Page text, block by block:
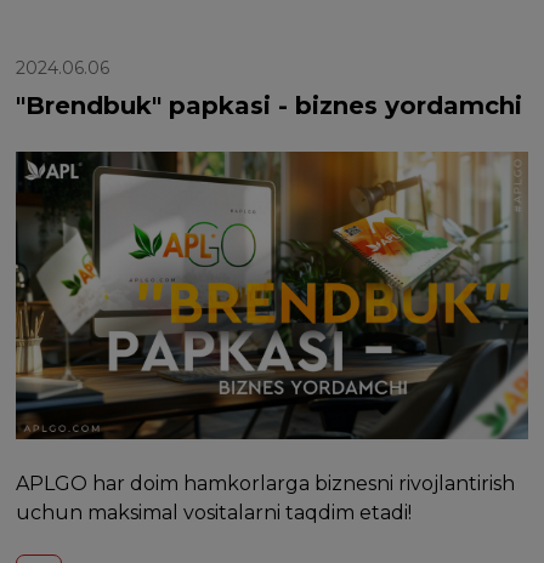
2024.06.06
"Brendbuk" papkasi - biznes yordamchi
APLGO har doim hamkorlarga biznesni rivojlantirish
uchun maksimal vositalarni taqdim etadi!